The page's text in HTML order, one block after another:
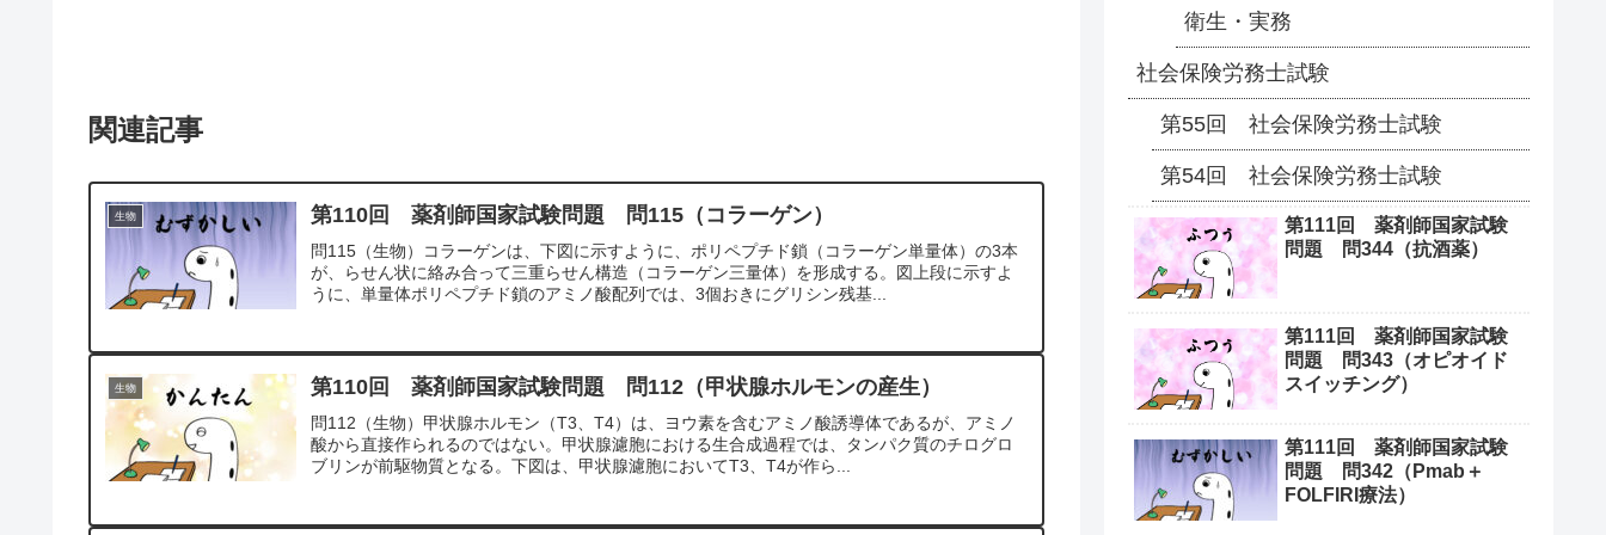
関連記事
生物 第110回 薬剤師国家試験問題 問115（コラーゲン）
問115（生物）コラーゲンは、下図に示すように、ポリペプチド鎖（コラーゲン単量体）の3本
が、らせん状に絡み合って三重らせん構造（コラーゲン三量体）を形成する。図上段に示すよ
うに、単量体ポリペプチド鎖のアミノ酸配列では、3個おきにグリシン残基...
生物 第110回 薬剤師国家試験問題 問112（甲状腺ホルモンの産生）
問112（生物）甲状腺ホルモン（T3、T4）は、ヨウ素を含むアミノ酸誘導体であるが、アミノ
酸から直接作られるのではない。甲状腺濾胞における生合成過程では、タンパク質のチログロ
ブリンが前駆物質となる。下図は、甲状腺濾胞においてT3、T4が作ら...
衛生・実務
社会保険労務士試験
第55回 社会保険労務士試験
第54回 社会保険労務士試験
第111回 薬剤師国家試験
問題 問344（抗酒薬）
第111回 薬剤師国家試験
問題 問343（オピオイド
スイッチング）
第111回 薬剤師国家試験
問題 問342（Pmab＋
FOLFIRI療法）